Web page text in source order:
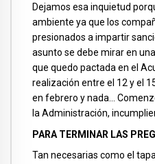
Dejamos esa inquietud
ambiente ya que los
presionados a impartir
asunto se debe mirar en
que quedo pactada en el
realización entre el 12 y el
en febrero y nada…
la Administración,
PARA TERMINAR LAS
Tan necesarias como el